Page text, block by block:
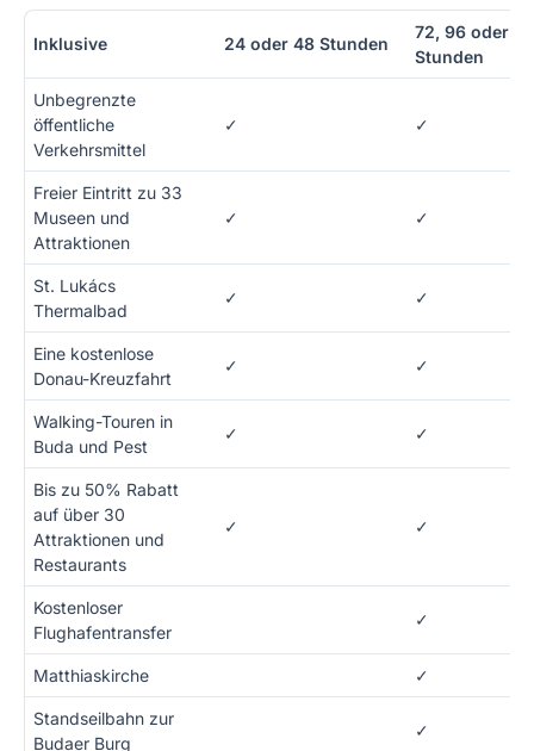
Inklusive 24 oder 48 Stunden
72, 96 oder
Stunden
Unbegrenzte
öffentliche
Verkehrsmittel
✓ ✓
Freier Eintritt zu 33
Museen und
Attraktionen
✓ ✓
St. Lukács
Thermalbad
✓ ✓
Eine kostenlose
Donau-Kreuzfahrt
✓ ✓
Walking-Touren in
Buda und Pest
✓ ✓
Bis zu 50% Rabatt
auf über 30
Attraktionen und
Restaurants
✓ ✓
Kostenloser
Flughafentransfer
✓
Matthiaskirche ✓
Standseilbahn zur
Budaer Burg
✓